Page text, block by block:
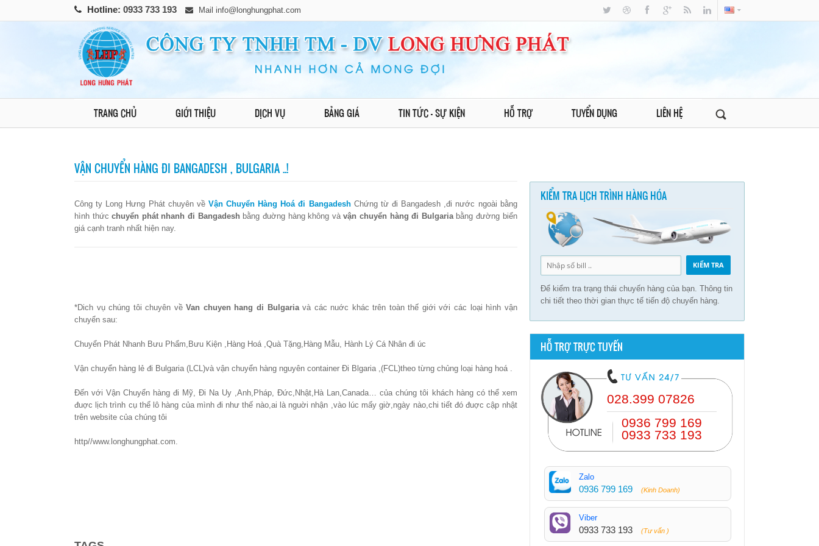
Hotline: 0933 733 193 Mail info@longhungphat.com
TRANG CHỦ GIỚI THIỆU DỊCH VỤ BẢNG GIÁ TIN TỨC - SỰ KIỆN HỖ TRỢ TUYỂN DỤNG LIÊN HỆ
VẬN CHUYỂN HÀNG ĐI BANGADESH , BULGARIA ..!
Công ty Long Hưng Phát chuyên về Vận Chuyển Hàng Hoá đi Bangadesh Chứng từ đi Bangadesh ,đi nước ngoài bằng
hình thứcchuyển phát nhanh đi Bangadesh bằng đuờng hàng không vàvận chuyển hàng đi Bulgaria bằng đường biển
giá cạnh tranh nhất hiện nay.
*Dich vụ chúng tôi chuyên vềVan chuyen hang di Bulgariavà các nuớc khác trên toàn thế giới với các loại hình vận
chuyển sau:
Chuyển Phát Nhanh Bưu Phẩm,Bưu Kiện ,Hàng Hoá ,Quà Tặng,Hàng Mẫu, Hành Lý Cá Nhân đi úc
Vận chuyển hàng lẻ đi Bulgaria (LCL)và vận chuyển hàng nguyên container Đi Blgaria ,(FCL)theo từng chủng loại hàng hoá .
Đến với Vận Chuyển hàng đi Mỹ, Đi Na Uy ,Anh,Pháp, Đức,Nhật,Hà Lan,Canada… của chúng tôi khách hàng có thể xem
đuợc lịch trình cụ thể lô hàng của mình đi như thế nào,ai là nguời nhận ,vào lúc mấy giờ,ngày nào,chi tiết đó đuợc cập nhật
trên website của chúng tôi
http//www.longhungphat.com.
KIỂM TRA LỊCH TRÌNH HÀNG HÓA
Để kiểm tra trạng thái chuyến hàng của bạn. Thông tin
chi tiết theo thời gian thực tế tiến độ chuyến hàng.
HỖ TRỢ TRỰC TUYẾN
028.399 07826
0936 799 169
0933 733 193
Zalo
0936 799 169 (Kinh Doanh)
Viber
0933 733 193 (Tư vấn )